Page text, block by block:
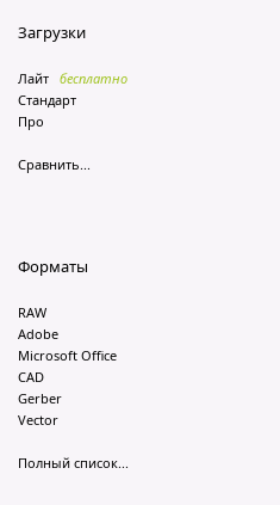
Загрузки
Лайт бесплатно
Стандарт
Про
Сравнить...
Форматы
RAW
Adobe
Microsoft Office
CAD
Gerber
Vector
Полный список...